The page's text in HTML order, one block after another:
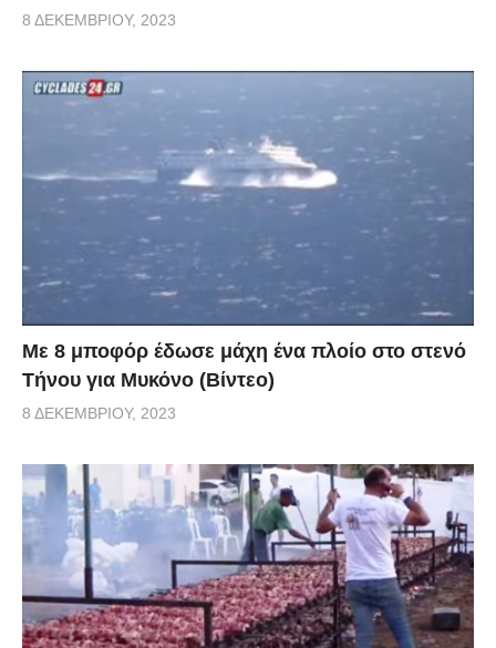
8 ΔΕΚΕΜΒΡΊΟΥ, 2023
Με 8 μποφόρ έδωσε μάχη ένα πλοίο στο στενό
Τήνου για Μυκόνο (Βίντεο)
8 ΔΕΚΕΜΒΡΊΟΥ, 2023